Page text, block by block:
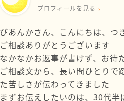
プロフィールを見る
びあんかさん、こんにちは、つ
ご相談ありがとうございます
なかなかお返事が書けず、お待
ご相談文から、長い間ひとりで
た苦しさが伝わってきました
まずお伝えしたいのは、30代